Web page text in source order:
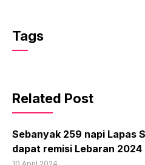
Tags
Related Post
Sebanyak 259 napi Lapas
dapat remisi Lebaran 2024